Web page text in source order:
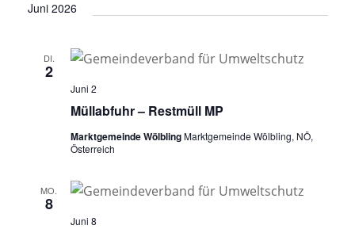
Juni 2026
DI.
2
Müllabfuhr – Restmüll MP
Juni 2
Marktgemeinde WölblingMarktgemeinde Wölbling, NÖ,
Österreich
MO.
8
Juni 8